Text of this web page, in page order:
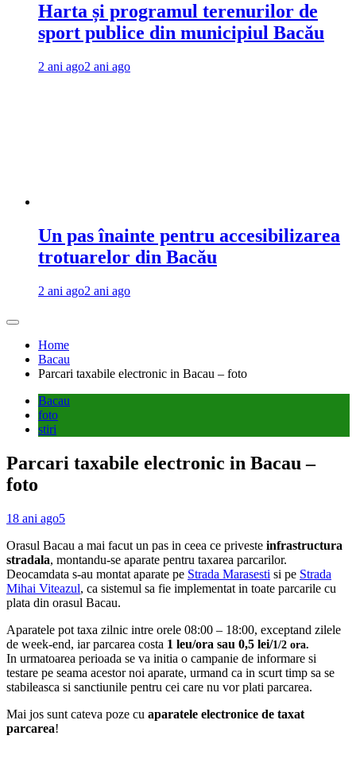
Harta și programul terenurilor de
sport publice din municipiul Bacău
2 ani ago2 ani ago
Un pas înainte pentru accesibilizarea
trotuarelor din Bacău
2 ani ago2 ani ago
Home
Bacau
Parcari taxabile electronic in Bacau – foto
Bacau
foto
stiri
Parcari taxabile electronic in Bacau –
foto
18 ani ago5
Orasul Bacau a mai facut un pas in ceea ce priveste infrastructura
stradala, montandu-se aparate pentru taxarea parcarilor.
Deocamdata s-au montat aparate pe Strada Marasesti si pe Strada
Mihai Viteazul, ca sistemul sa fie implementat in toate parcarile cu
plata din orasul Bacau.
Aparatele pot taxa zilnic intre orele 08:00 – 18:00, exceptand zilele
de week-end, iar parcarea costa 1 leu/ora sau 0,5 lei/1/2 ora.
In urmatoarea perioada se va initia o campanie de informare si
testare pe seama acestor noi aparate, urmand ca in scurt timp sa se
stabileasca si sanctiunile pentru cei care nu vor plati parcarea.
Mai jos sunt cateva poze cu aparatele electronice de taxat
parcarea!